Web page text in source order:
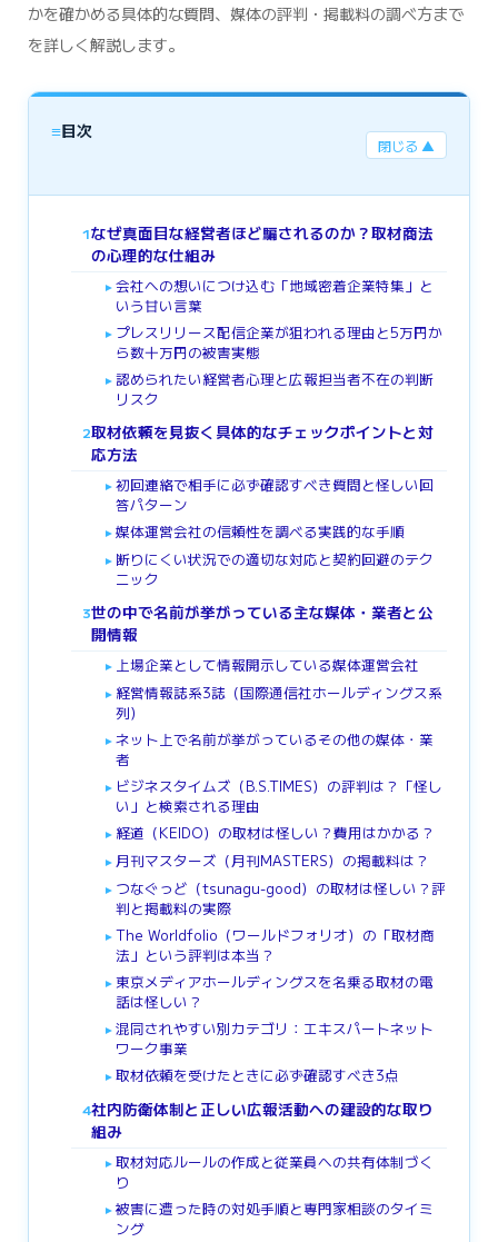
かを確かめる具体的な質問、媒体の評判・掲載料の調べ方まで
を詳しく解説します。
≡目次
閉じる ▲
1なぜ真面目な経営者ほど騙されるのか？取材商法
の心理的な仕組み
► 会社への想いにつけ込む「地域密着企業特集」と
いう甘い言葉
► プレスリリース配信企業が狙われる理由と5万円か
ら数十万円の被害実態
► 認められたい経営者心理と広報担当者不在の判断
リスク
2取材依頼を見抜く具体的なチェックポイントと対
応方法
► 初回連絡で相手に必ず確認すべき質問と怪しい回
答パターン
► 媒体運営会社の信頼性を調べる実践的な手順
► 断りにくい状況での適切な対応と契約回避のテク
ニック
3世の中で名前が挙がっている主な媒体・業者と公
開情報
► 上場企業として情報開示している媒体運営会社
► 経営情報誌系3誌（国際通信社ホールディングス系
列）
► ネット上で名前が挙がっているその他の媒体・業
者
► ビジネスタイムズ（B.S.TIMES）の評判は？「怪し
い」と検索される理由
► 経道（KEIDO）の取材は怪しい？費用はかかる？
► 月刊マスターズ（月刊MASTERS）の掲載料は？
► つなぐっど（tsunagu-good）の取材は怪しい？評
判と掲載料の実際
► The Worldfolio（ワールドフォリオ）の「取材商
法」という評判は本当？
► 東京メディアホールディングスを名乗る取材の電
話は怪しい？
► 混同されやすい別カテゴリ：エキスパートネット
ワーク事業
► 取材依頼を受けたときに必ず確認すべき3点
4社内防衛体制と正しい広報活動への建設的な取り
組み
► 取材対応ルールの作成と従業員への共有体制づく
り
► 被害に遭った時の対処手順と専門家相談のタイミ
ング